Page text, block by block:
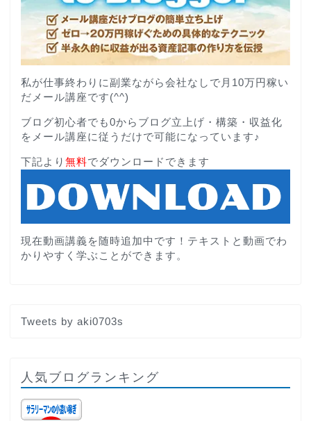
私が仕事終わりに副業ながら会社なしで月10万円稼い
だメール講座です(^^)
ブログ初心者でも0からブログ立上げ・構築・収益化
をメール講座に従うだけで可能になっています♪
下記より 無料でダウンロードできます
現在動画講義を随時追加中です！テキストと動画でわ
かりやすく学ぶことができます。
Tweets by aki0703s
人気ブログランキング